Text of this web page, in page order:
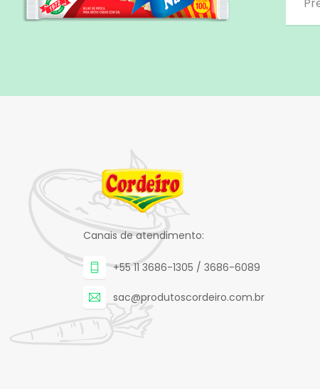
Canais de atendimento:
+55 11 3686-1305 / 3686-6089
sac@produtoscordeiro.com.br